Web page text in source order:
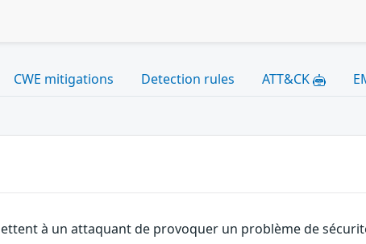
CWE mitigations Detection rules ATT&CK
à un attaquant de provoquer un problème de